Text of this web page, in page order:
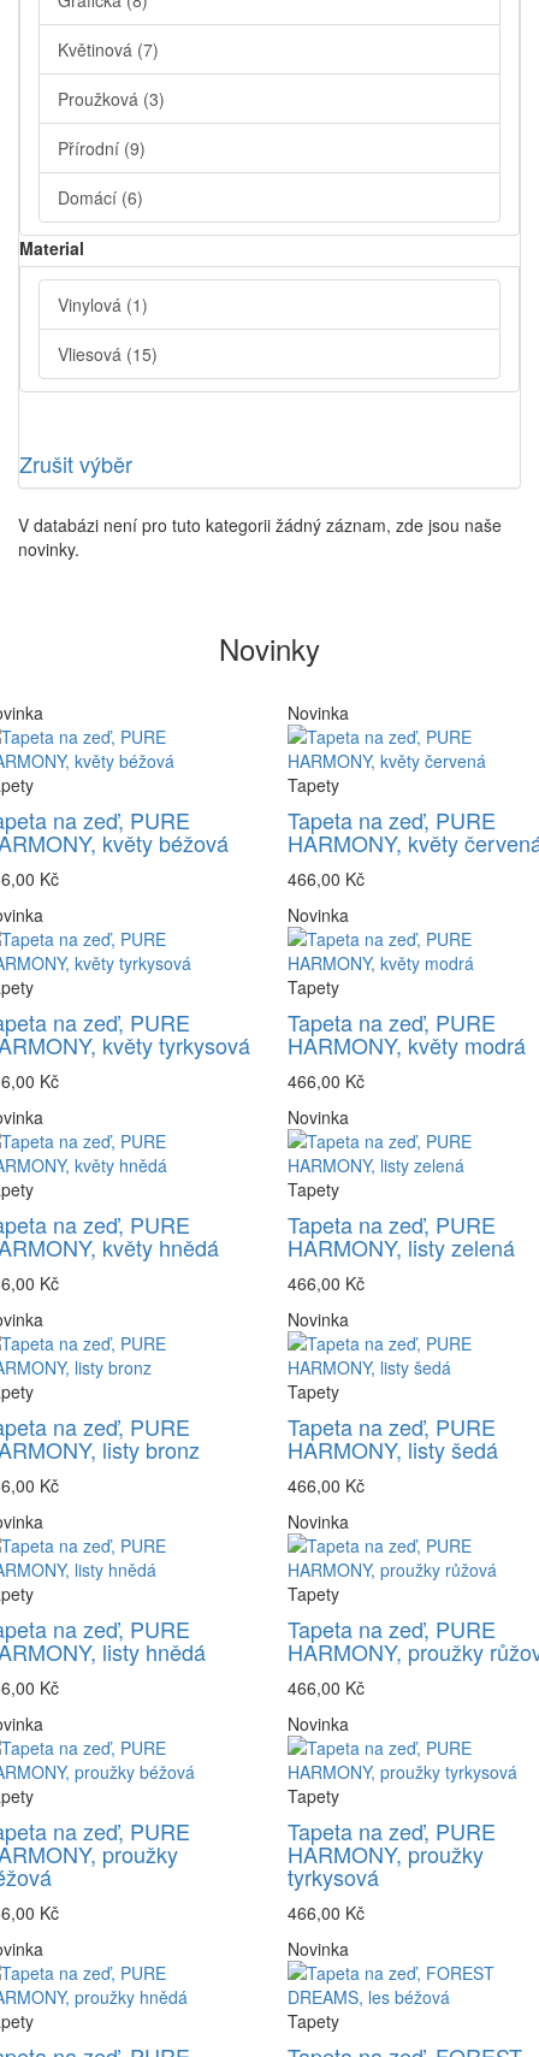
Květinová (7)
Proužková (3)
Přírodní (9)
Domácí (6)
Material
Vinylová (1)
Vliesová (15)
Zrušit výběr
V databázi není pro tuto kategorii žádný záznam, zde jsou naše
novinky.
Novinky
na zeď, PURE
květy béžová
Kč
Novinka
Tapety
Tapeta na zeď, PURE
HARMONY, květy
466,00 Kč
na zeď, PURE
květy tyrkysová
Kč
Novinka
Tapety
Tapeta na zeď, PURE
HARMONY, květy modrá
466,00 Kč
na zeď, PURE
květy hnědá
Kč
Novinka
Tapety
Tapeta na zeď, PURE
HARMONY, listy zelená
466,00 Kč
na zeď, PURE
listy bronz
Kč
Novinka
Tapety
Tapeta na zeď, PURE
HARMONY, listy šedá
466,00 Kč
na zeď, PURE
listy hnědá
Kč
Novinka
Tapety
Tapeta na zeď, PURE
HARMONY, proužky
466,00 Kč
na zeď, PURE
proužky
Kč
Novinka
Tapety
Tapeta na zeď, PURE
HARMONY, proužky
tyrkysová
466,00 Kč
Novinka
Tapety